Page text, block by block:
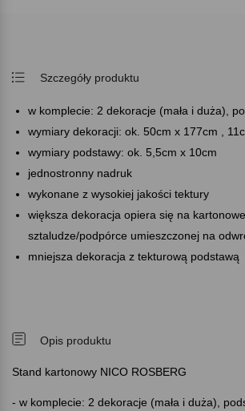
Szczegóły produktu
w komplecie: 2 dekoracje (mała i duża),
wymiary dekoracji: ok. 50cm x 177cm ,
wymiary podstawy: ok. 5,5cm x 10cm
jednostronny nadruk
wykonane z wysokiej jakości tektury
większa dekoracja opiera się na
sztaludze/podpórce umieszczonej na
mniejsza dekoracja z tekturową podstawą
Opis produktu
Stand kartonowy NICO ROSBERG
- w komplecie: 2 dekoracje (mała i duża),